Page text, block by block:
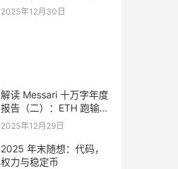
单日增持超 4.6 万枚 ETH
2025年12月30日
解读 Messari 十万字年度
报告（二）：ETH 跑输
BTC，是边缘化还是定价
2025年12月29日
2025 年末随想：代码，
权力与稳定币